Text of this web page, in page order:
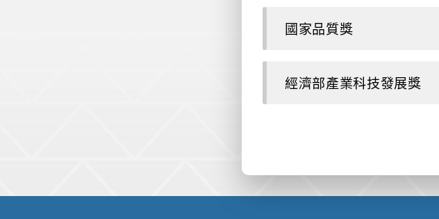
國家品質獎
經濟部產業科技發展獎